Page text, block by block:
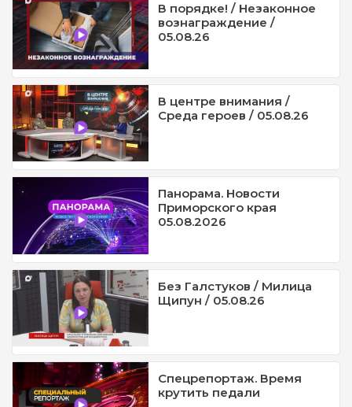
В порядке! / Незаконное
вознаграждение /
05.08.26
В центре внимания /
Среда героев / 05.08.26
Панорама. Новости
Приморского края
05.08.2026
Без Галстуков / Милица
Щипун / 05.08.26
Спецрепортаж. Время
крутить педали